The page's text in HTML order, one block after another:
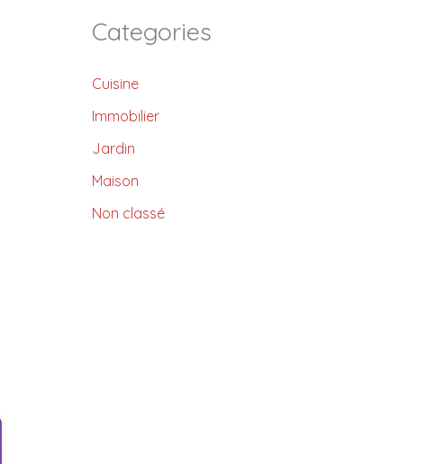
Categories
Cuisine
Immobilier
Jardin
Maison
Non classé